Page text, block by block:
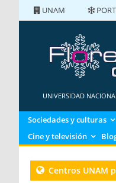
UNAM
UNIVERSIDAD
Sociedades y culturas
Cine y televisión
Centros UNAM